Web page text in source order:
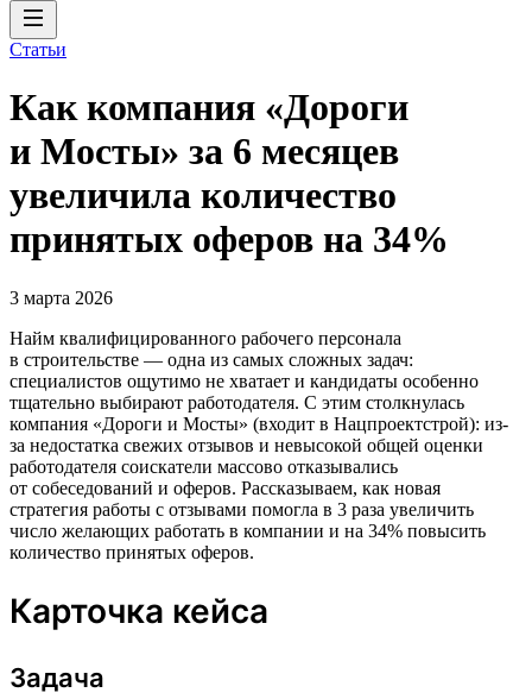
Статьи
Как компания «Дороги
и Мосты» за 6 месяцев
увеличила количество
принятых оферов на 34%
3 марта 2026
Найм квалифицированного рабочего персонала
в строительстве — одна из самых сложных задач:
специалистов ощутимо не хватает и кандидаты особенно
тщательно выбирают работодателя. С этим столкнулась
компания «Дороги и Мосты» (входит в Нацпроектстрой): из-
за недостатка свежих отзывов и невысокой общей оценки
работодателя соискатели массово отказывались
от собеседований и оферов. Рассказываем, как новая
стратегия работы с отзывами помогла в 3 раза увеличить
число желающих работать в компании и на 34% повысить
количество принятых оферов.
Карточка кейса
Задача